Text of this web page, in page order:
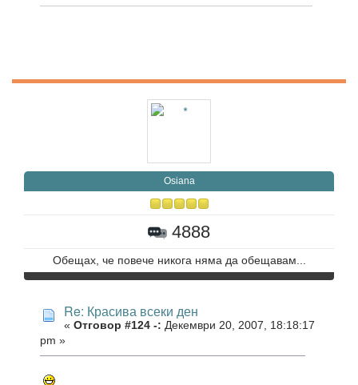
Osiana
4888
Обещах, че повече никога няма да обещавам...
Re: Красива всеки ден
« Отговор #124 -: Декември 20, 2007, 18:18:17
pm »